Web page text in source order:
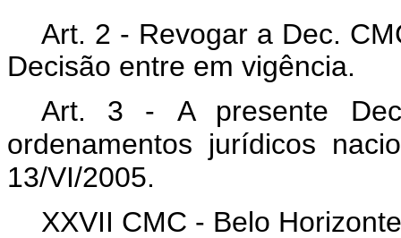
Art. 2 - Revogar a Dec.
Decisão entre em vigência.
Art. 3 - A presente
ordenamentos jurídicos
13/VI/2005.
XXVII CMC - Belo